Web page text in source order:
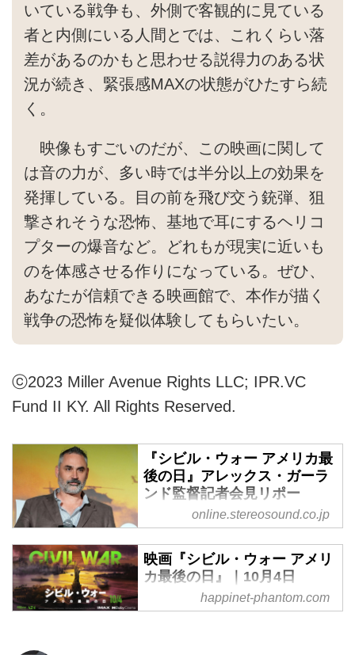
いている戦争も、外側で客観的に見ている
者と内側にいる人間とでは、これくらい落
差があるのかもと思わせる説得力のある状
況が続き、緊張感MAXの状態がひたすら続
く。
映像もすごいのだが、この映画に関して
は音の力が、多い時では半分以上の効果を
発揮している。目の前を飛び交う銃弾、狙
撃されそうな恐怖、基地で耳にするヘリコ
プターの爆音など。どれもが現実に近いも
のを体感させる作りになっている。ぜひ、
あなたが信頼できる映画館で、本作が描く
戦争の恐怖を疑似体験してもらいたい。
ⓒ2023 Miller Avenue Rights LLC; IPR.VC
Fund II KY. All Rights Reserved.
『シビル・ウォー アメリカ最
後の日』アレックス・ガーラ
ンド監督記者会見リポー
ト。“この作品は、ファシズム
対デモクラシーという構造を
描いているつもりです” -
Stereo Sound ONLINE
10月4日（金）に公開される、
『シビル・ウォー アメリカ最後
online.stereosound.co.jp
映画『シビル・ウォー アメリ
カ最後の日』｜10月4日
（金）公開happinet-phantom.com